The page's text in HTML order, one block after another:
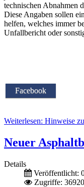
technischen Abnahmen
Diese Angaben sollen
helfen, welches immer
Unfallbericht oder
Facebook
Weiterlesen: Hinweise
Neuer
Details
Veröffentlicht:
Zugriffe: 36920